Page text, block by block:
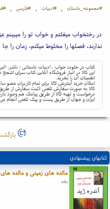
#مجموعه_داستان ، #ادبیات ، #فارسی ،
در رختخواب میغلتم و خواب تو را میبینم
ندارند، فصلها را مخلوط میکنم، زمان را
کتاب در خلوت خواب ، ادبیات داستانی ؛ ناشر:
این کالا در انبار فروشگاه آنلاین کتاب سرای
اطمینان آن را بخرید.
امکان خرید اینترنتی کالا برای تمام کاربران
کالا به صورت سفارش تلفنی (ثبت سفارش از
درخواست و تهیه کالا از طریق پیامک هم وجود
ایران و جهان از طریق پست و پیک تلفنی انجام
کتابهای پیشنهادی
مائده های زمینی و مائده های
رمان